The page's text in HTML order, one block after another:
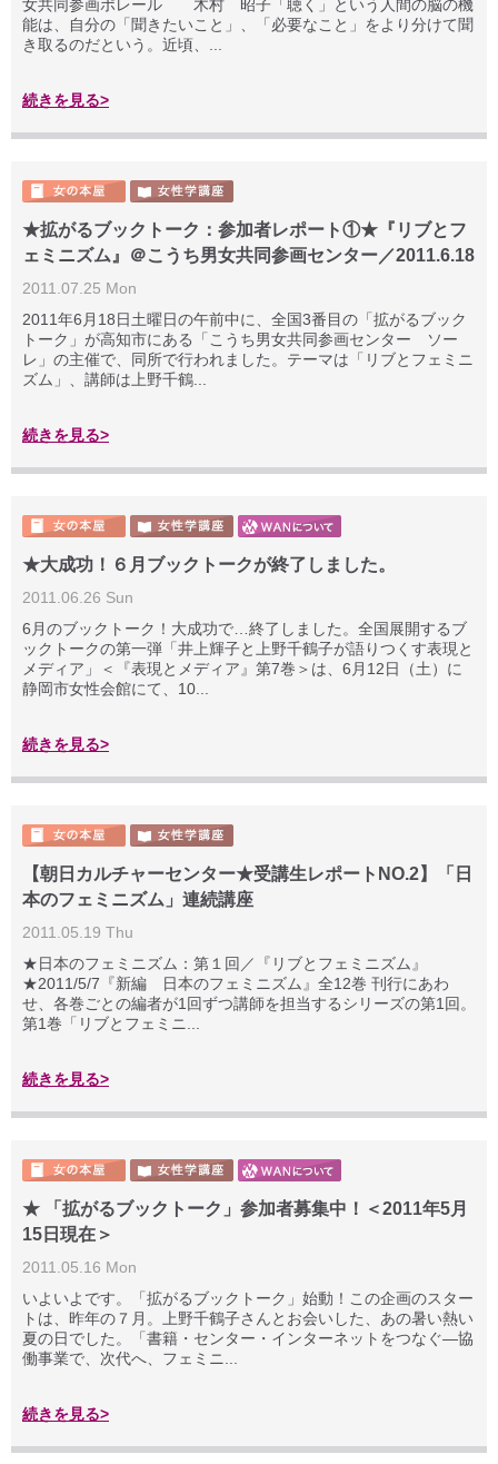
女共同参画ポレール 木村 昭子「聴く」という人間の脳の機
能は、自分の「聞きたいこと」、「必要なこと」をより分けて聞
き取るのだという。近頃、...
続きを見る>
★拡がるブックトーク：参加者レポート①★『リブとフ
ェミニズム』＠こうち男女共同参画センター／2011.6.18
2011.07.25 Mon
2011年6月18日土曜日の午前中に、全国3番目の「拡がるブック
トーク」が高知市にある「こうち男女共同参画センター ソー
レ」の主催で、同所で行われました。テーマは「リブとフェミニ
ズム」、講師は上野千鶴...
続きを見る>
★大成功！６月ブックトークが終了しました。
2011.06.26 Sun
6月のブックトーク！大成功で…終了しました。全国展開するブ
ックトークの第一弾「井上輝子と上野千鶴子が語りつくす表現と
メディア」＜『表現とメディア』第7巻＞は、6月12日（土）に
静岡市女性会館にて、10...
続きを見る>
【朝日カルチャーセンター★受講生レポートNO.2】「日
本のフェミニズム」連続講座
2011.05.19 Thu
★日本のフェミニズム：第１回／『リブとフェミニズム』
★2011/5/7『新編 日本のフェミニズム』全12巻 刊行にあわ
せ、各巻ごとの編者が1回ずつ講師を担当するシリーズの第1回。
第1巻「リブとフェミニ...
続きを見る>
★ 「拡がるブックトーク」参加者募集中！＜2011年5月
15日現在＞
2011.05.16 Mon
いよいよです。「拡がるブックトーク」始動！この企画のスター
トは、昨年の７月。上野千鶴子さんとお会いした、あの暑い熱い
夏の日でした。「書籍・センター・インターネットをつなぐ―協
働事業で、次代へ、フェミニ...
続きを見る>